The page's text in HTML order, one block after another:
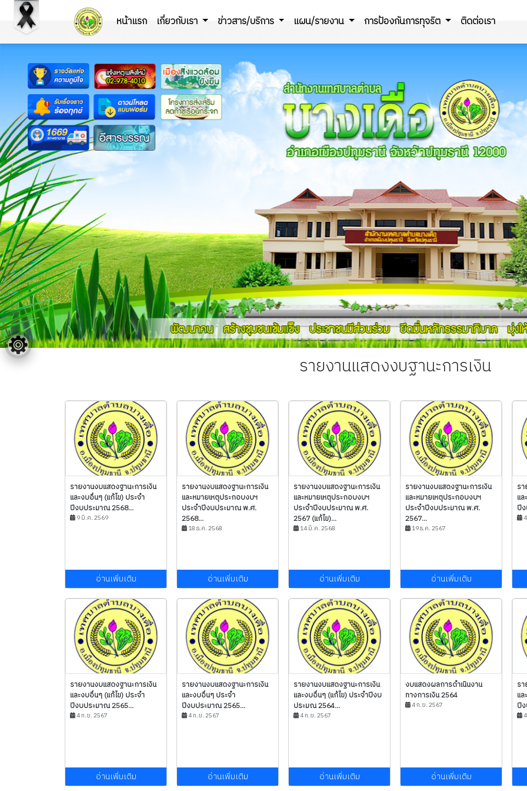
หน้าแรก เกี่ยวกับเรา ข่าวสาร/บริการ แผน/รายงาน การป้องกันการทุจริต ติดต่อเรา
รายงานแสดงงบฐานะการเงิน
รายงานงบแสดงฐานะการเงิน
และงบอื่นๆ (แก้ไข) ประจำ
ปีงบประมาณ 2568...
9 มี.ค. 2569
อ่านเพิ่มเติม
รายงานงบแสดงฐานะการเงิน
และหมายเหตุประกอบงบฯ
ประจำปีงบประมาณ พ.ศ.
2568...
18 ธ.ค. 2568
อ่านเพิ่มเติม
รายงานงบแสดงฐานะการเงิน
และหมายเหตุประกอบงบฯ
ประจำปีงบประมาณ พ.ศ.
2567 (แก้ไข)...
14 มี.ค. 2568
อ่านเพิ่มเติม
รายงานงบแสดงฐานะการเงิน
และหมายเหตุประกอบงบฯ
ประจำปีงบประมาณ พ.ศ.
2567...
19 ธ.ค. 2567
อ่านเพิ่มเติม
ร
แ
ปี
รายงานงบแสดงฐานะการเงิน
และงบอื่นๆ (แก้ไข) ประจำ
ปีงบประมาณ 2565...
4 ก.ย. 2567
อ่านเพิ่มเติม
รายงานงบแสดงฐานะการเงิน
และงบอื่นๆ ประจำ
ปีงบประมาณ 2565...
4 ก.ย. 2567
อ่านเพิ่มเติม
รายงานงบแสดงฐานะการเงิน
และงบอื่นๆ (แก้ไข) ประจำปีงบ
ประมณ 2564...
4 ก.ย. 2567
อ่านเพิ่มเติม
งบแสดงผลการดำเนินงาน
ทางการเงิน 2564
4 ก.ย. 2567
อ่านเพิ่มเติม
ร
แ
ปี